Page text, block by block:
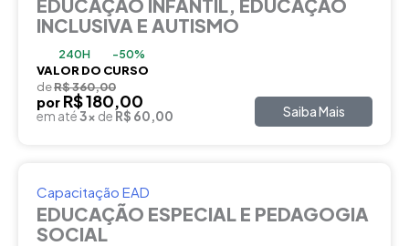
EDUCAÇÃO INFANTIL, EDUCAÇÃO
INCLUSIVA E AUTISMO
240H -50%
VALOR DO CURSO
deR$ 360,00
por R$ 180,00
em até3x de R$ 60,00 Saiba Mais
Capacitação EAD
EDUCAÇÃO ESPECIAL E PEDAGOGIA
SOCIAL